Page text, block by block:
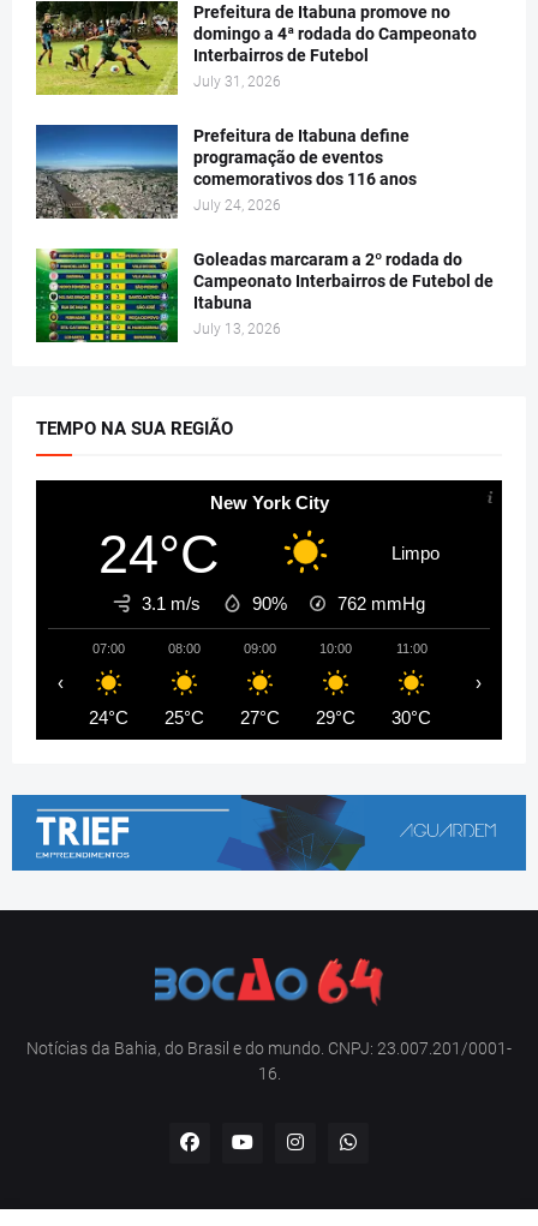
Prefeitura de Itabuna promove no
domingo a 4ª rodada do Campeonato
Interbairros de Futebol
July 31, 2026
Prefeitura de Itabuna define
programação de eventos
comemorativos dos 116 anos
July 24, 2026
Goleadas marcaram a 2º rodada do
Campeonato Interbairros de Futebol de
Itabuna
July 13, 2026
TEMPO NA SUA REGIÃO
New York City
24°C Limpo
3.1 m/s 90% 762 mmHg
07:00
24°C
08:00
25°C
09:00
27°C
10:00
29°C
11:00
30°C
‹ ›
Notícias da Bahia, do Brasil e do mundo. CNPJ: 23.007.201/0001-
16.